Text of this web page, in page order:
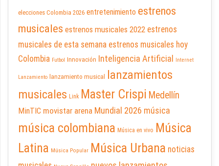
elecciones Colombia 2026 entretenimiento estrenos
musicales estrenos musicales 2022 estrenos
musicales de esta semana estrenos musicales hoy
Colombia Futbol Innovación Inteligencia Artificial Internet
Lanzamiento lanzamiento musical
lanzamientos
musicales Link Master Crispi Medellín
MinTIC movistar arena Mundial 2026 música
música colombiana Música en vivo Música
Latina Música Popular Música Urbana noticias